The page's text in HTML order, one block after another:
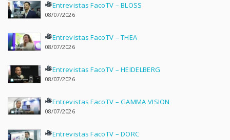
Entrevistas FacoTV – BLOSS
08/07/2026
Entrevistas FacoTV – THEA
08/07/2026
Entrevistas FacoTV – HEIDELBERG
08/07/2026
Entrevistas FacoTV – GAMMA VISION
08/07/2026
Entrevistas FacoTV – DORC